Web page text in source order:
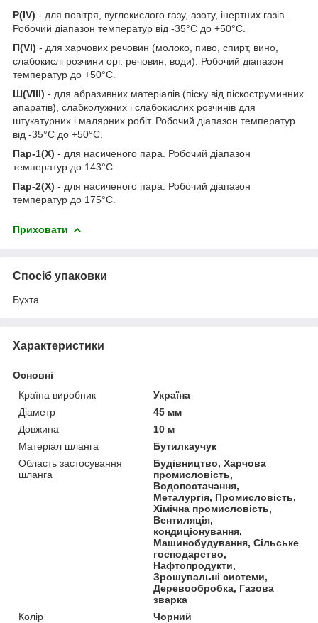
Р(IV) - для повітря, вуглекислого газу, азоту, інертних газів.
Робочий діапазон температур від -35°С до +50°С.
П(VI) - для харчових речовин (молоко, пиво, спирт, вино,
слабокислі розчини орг. речовин, води). Робочий діапазон
температур до +50°С.
Ш(VIII) - для абразивних матеріалів (піску від піскоструминних
апаратів), слабколужних і слабокислих розчинів для
штукатурних і малярних робіт. Робочий діапазон температур
від -35°С до +50°С.
Пар-1(Х) - для насиченого пара. Робочий діапазон
температур до 143°С.
Пар-2(Х) - для насиченого пара. Робочий діапазон
температур до 175°С.
Приховати
Спосіб упаковки
Бухта
Характеристики
Основні
Країна виробник
Україна
Діаметр
45 мм
Довжина
10 м
Матеріал шланга
Бутилкаучук
Область застосування
шланга
Будівництво, Харчова
промисловість,
Водопостачання,
Металургія, Промисловість,
Хімічна промисловість,
Вентиляція,
кондиціонування,
Машинобудування, Сільське
господарство,
Нафтопродукти,
Зрошувальні системи,
Деревообробка, Газова
зварка
Колір
Чорний